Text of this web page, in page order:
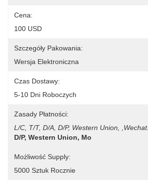
Cena:
100 USD
Szczegóły Pakowania:
Wersja Elektroniczna
Czas Dostawy:
5-10 Dni Roboczych
Zasady Płatności:
L/C, T/T, D/A, D/P, Western Union, ,Wechat.
D/P, Western Union, Mo
Możliwość Supply:
5000 Sztuk Rocznie